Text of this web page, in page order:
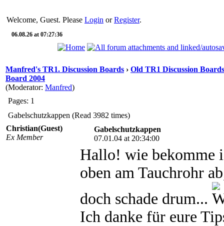
Welcome, Guest. Please Login orRegister.
06.08.26 at 07:27:36
Manfred's TR1. Discussion Boards › Old TR1 Discussion
Board 2004
(Moderator: Manfred)
Pages: 1
Gabelschutzkappen (Read 3982 times)
Christian(Guest)
Ex Member
Gabelschutzkappen
07.01.04 at 20:34:00
Hallo! wie bekomme
oben am Tauchrohr
doch schade drum...
Ich danke für eure